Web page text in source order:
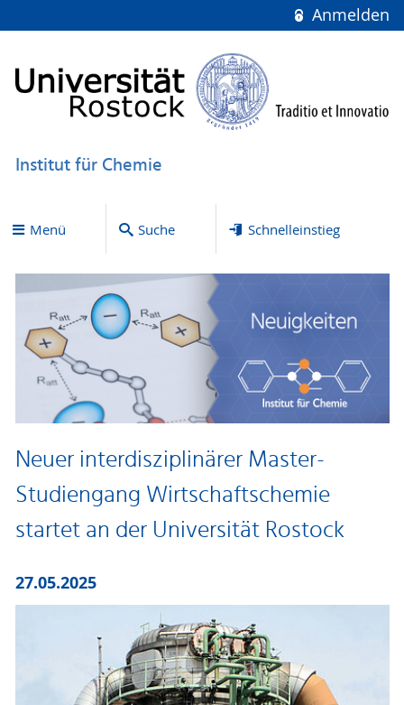
Anmelden
Institut für Chemie
Menü Suche Schnelleinstieg
Neuer interdisziplinärer Master-
Studiengang Wirtschaftschemie
startet an der Universität Rostock
27.05.2025